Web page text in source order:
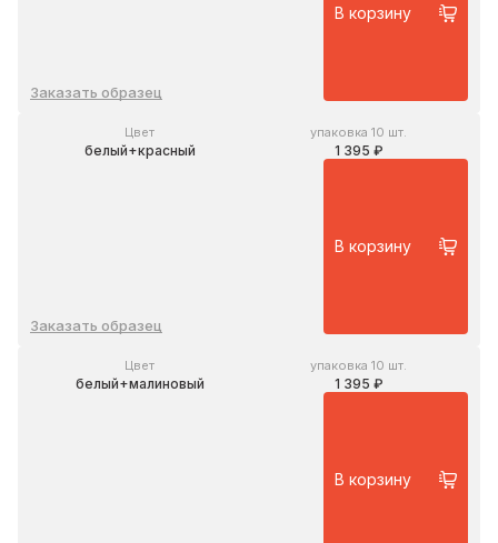
Заказать образец
В корзину
Цвет
белый+красный
упаковка 10 шт.
1 395 ₽
Заказать образец
В корзину
Цвет
белый+малиновый
упаковка 10 шт.
1 395 ₽
В корзину